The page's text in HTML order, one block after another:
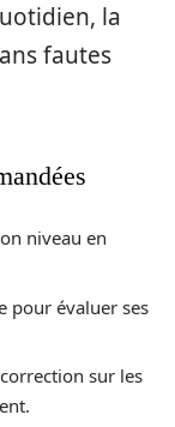
la
fautes
niveau en
pour évaluer ses
sur les